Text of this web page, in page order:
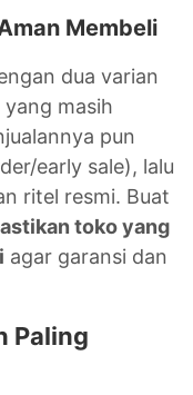
Membeli
dua varian
masih
pun
early sale), lalu
ritel resmi. Buat
toko yang
agar garansi dan
Paling